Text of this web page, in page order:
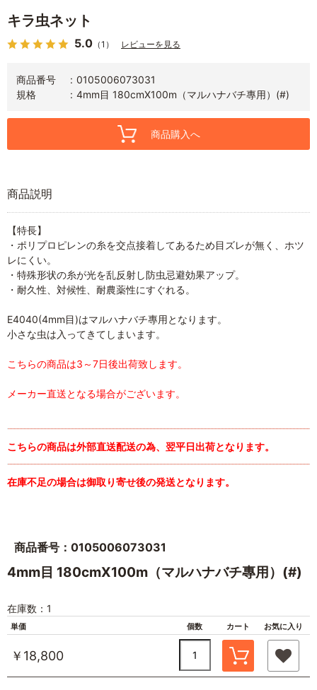
キラ虫ネット
5.0 （1） レビューを見る
商品番号
0105006073031
規格
4mm目 180cmX100m（マルハナバチ專用）(#)
商品購入へ
商品説明
【特長】
・ポリプロピレンの糸を交点接着してあるため目ズレが無く、ホツ
レにくい。
・特殊形状の糸が光を乱反射し防虫忌避効果アップ。
・耐久性、対候性、耐農薬性にすぐれる。
E4040(4mm目)はマルハナバチ專用となります。
小さな虫は入ってきてしまいます。
こちらの商品は3～7日後出荷致します。
メーカー直送となる場合がございます。
こちらの商品は外部直送配送の為、翌平日出荷となります。
在庫不足の場合は御取り寄せ後の発送となります。
商品番号：0105006073031
4mm目 180cmX100m（マルハナバチ專用）(#)
在庫数：1
単価 個数 カート お気に入り
￥18,800